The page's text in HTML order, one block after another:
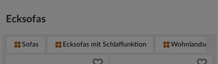
Ecksofas
Sofas Ecksofas mit Schlaffunktion